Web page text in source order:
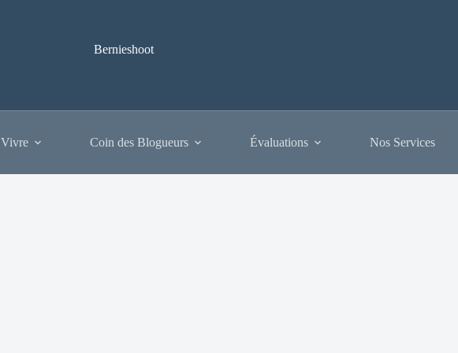
Bernieshoot
Coin des Blogueurs Évaluations Nos Services